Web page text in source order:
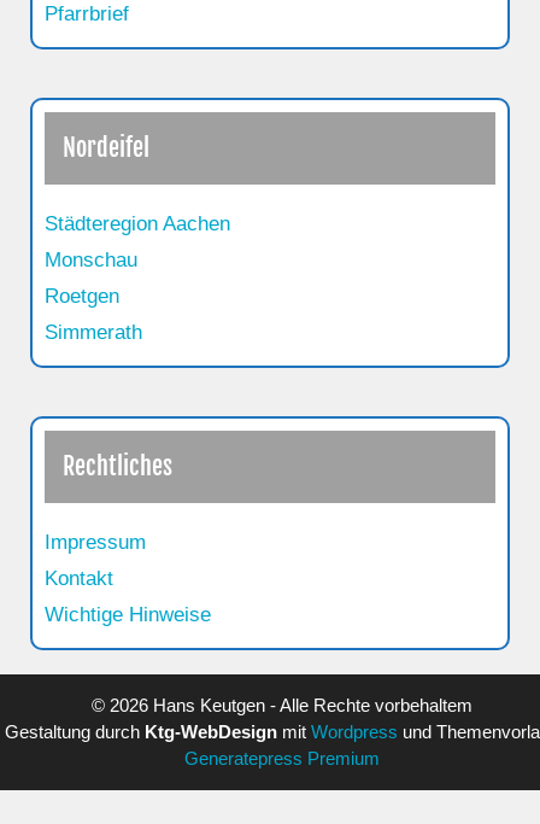
Pfarrbrief
Nordeifel
Städteregion Aachen
Monschau
Roetgen
Simmerath
Rechtliches
Impressum
Kontakt
Wichtige Hinweise
© 2026 Hans Keutgen - Alle Rechte vorbehaltem
Gestaltung durch Ktg-WebDesign mit Wordpress und
Generatepress Premium